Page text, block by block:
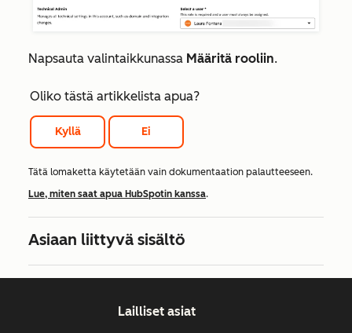
Napsauta valintaikkunassa Määritä rooliin.
Oliko tästä artikkelista apua?
Kyllä Ei
Tätä lomaketta käytetään vain dokumentaation palautteeseen.
Lue, miten saat apua HubSpotin kanssa.
Asiaan liittyvä sisältö
Lailliset asiat